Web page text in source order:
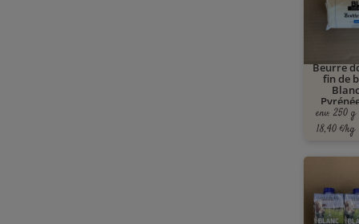
Beurre
fin de
env. 250 g
18,40 €/kg